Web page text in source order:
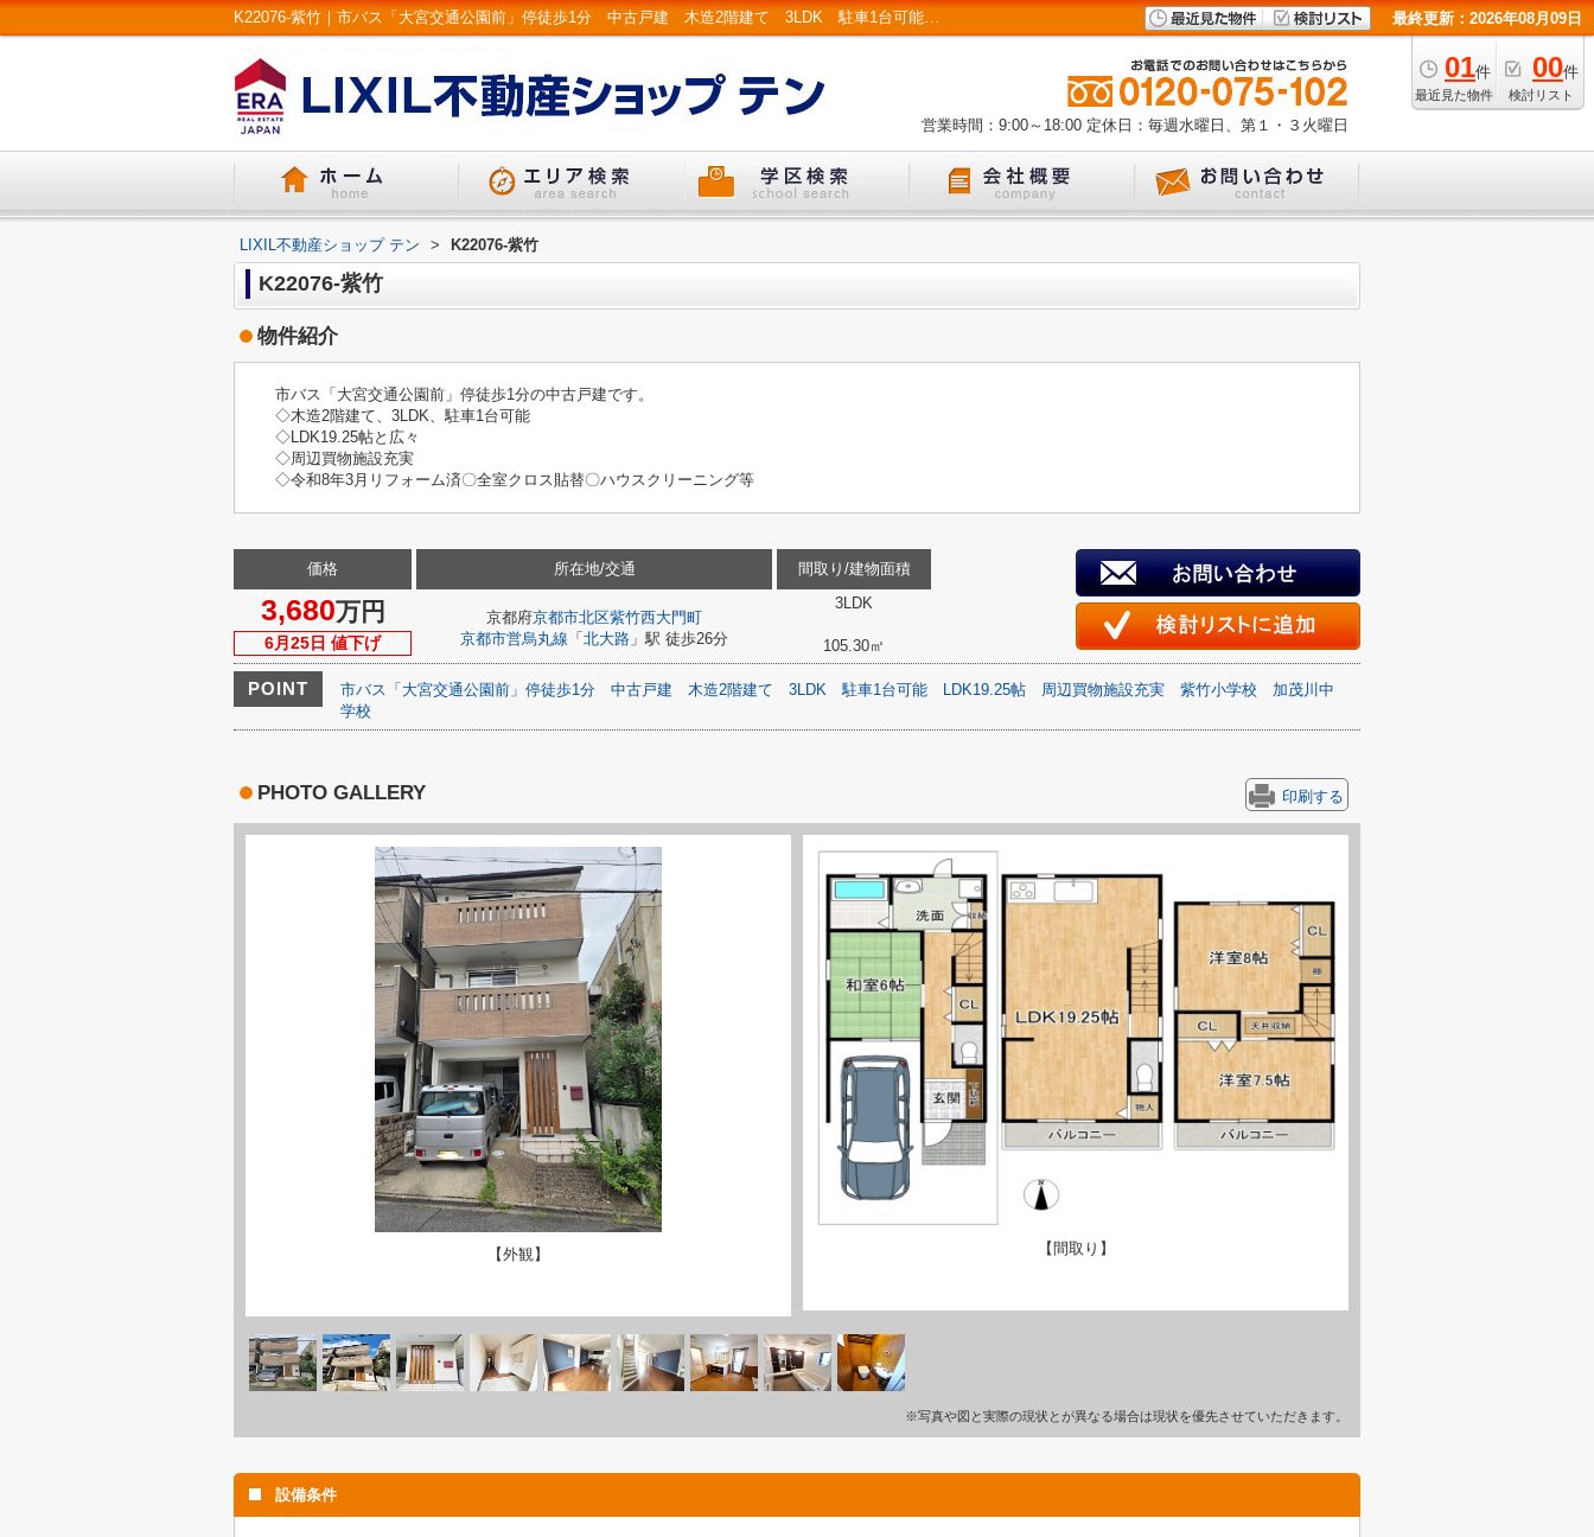
K22076-紫竹｜市バス「大宮交通公園前」停徒歩1分 中古戸建 木造2階建て 3LDK 駐車1台可能 LDK19.25帖 周辺買物施設充実 紫竹小学校 加茂川中学校｜京都市左京区・北区 戸建て・マンション | LIXIL不動産ショップ テン 最終更新：2026年08月09日
01件
最近見た物件
00件
検討リスト
営業時間：9:00～18:00 定休日：毎週水曜日、第１・３火曜日
LIXIL不動産ショップ テン > K22076-紫竹
K22076-紫竹
物件紹介
市バス「大宮交通公園前」停徒歩1分の中古戸建です。
◇木造2階建て、3LDK、駐車1台可能
◇LDK19.25帖と広々
◇周辺買物施設充実
◇令和8年3月リフォーム済〇全室クロス貼替〇ハウスクリーニング等
価格
3,680万円
6月25日 値下げ
所在地/交通
京都府京都市北区紫竹西大門町
京都市営烏丸線 「 北大路 」駅 徒歩26分
間取り/建物面積
3LDK
105.30㎡
POINT 市バス「大宮交通公園前」停徒歩1分 中古戸建 木造2階建て 3LDK 駐車1台可能 LDK19.25帖 周辺買物施設充実 紫竹小学校
加茂川中
学校
PHOTO GALLERY 印刷する
【外観】 【間取り】
※写真や図と実際の現状とが異なる場合は現状を優先させていただきます。
設備条件